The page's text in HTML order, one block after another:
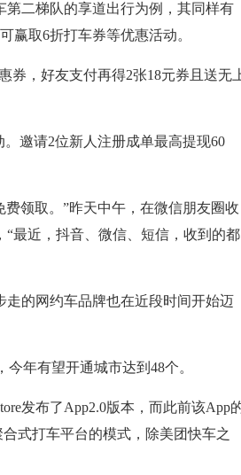
二梯队的享道出行为例，其同样有
赢取6折打车券等优惠活动。
，好友支付再得2张18元券且送无
邀请2位新人注册成单最高提现60
领取。”昨天中午，在微信朋友圈收
最近，抖音、微信、短信，收到的都
的网约车品牌也在近段时间开始迈
年有望开通城市达到48个。
发布了App2.0版本，而此前该App
式打车平台的模式，除美团快车之